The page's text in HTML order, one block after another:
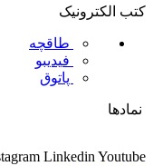
کتب الکترونیک
طاقچه
فیدیبو
پاتوق
نمادها
Linkedin Youtube